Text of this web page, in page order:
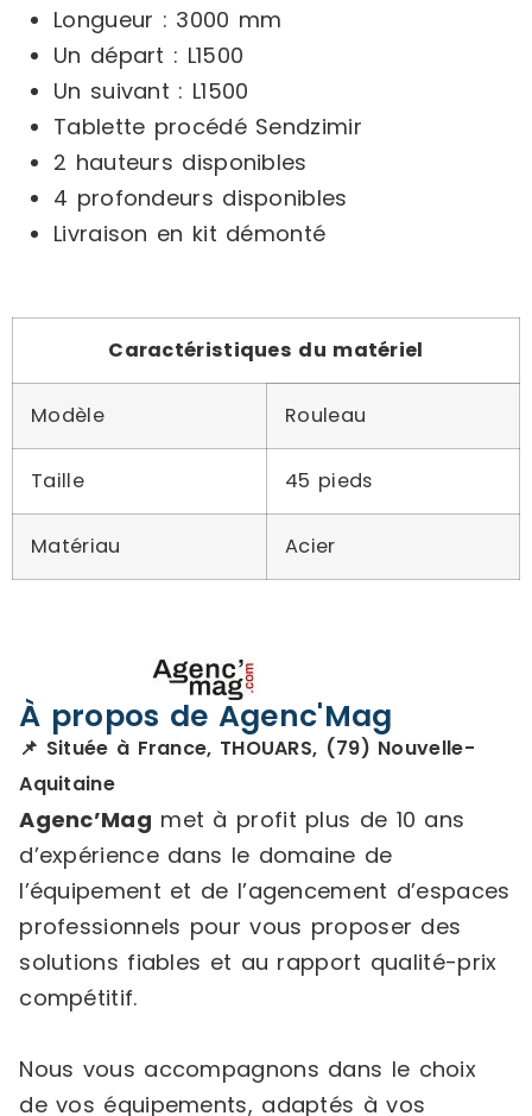
Longueur : 3000 mm
Un départ : L1500
Un suivant : L1500
Tablette procédé Sendzimir
2 hauteurs disponibles
4 profondeurs disponibles
Livraison en kit démonté
Caractéristiques du matériel
Modèle Rouleau
Taille 45 pieds
Matériau Acier
À propos de Agenc'Mag
📌 Située à France, THOUARS, (79) Nouvelle-
Aquitaine
Agenc’Mag met à profit plus de 10 ans
d’expérience dans le domaine de
l’équipement et de l’agencement d’espaces
professionnels pour vous proposer des
solutions fiables et au rapport qualité-prix
compétitif.
Nous vous accompagnons dans le choix
de vos équipements, adaptés à vos